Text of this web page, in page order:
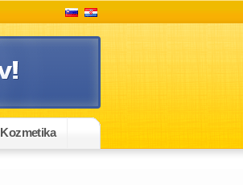
Kozmetika